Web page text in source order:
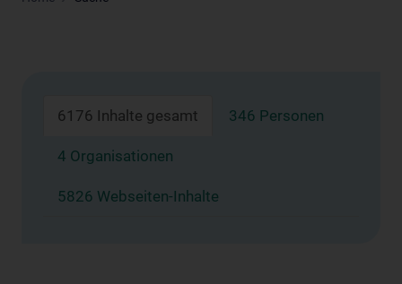
6176 Inhalte gesamt 346 Personen
4 Organisationen
5826 Webseiten-Inhalte